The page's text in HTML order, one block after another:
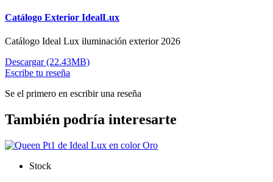
Catálogo Exterior IdealLux
Catálogo Ideal Lux iluminación exterior 2026
Descargar (22.43MB)
Escribe tu reseña
Se el primero en escribir una reseña
También podría interesarte
Stock